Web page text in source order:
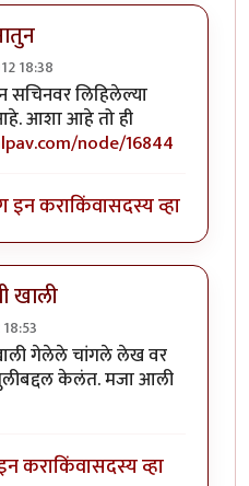
18:38
केळकर ( अवांतर
सचिनवर लिहिलेल्या
आशा आहे तो ही
node/16844
इन कराकिंवासदस्य व्हा
खाली
गेलेले चांगले लेख वर
केलंत. मजा आली
कराकिंवासदस्य व्हा